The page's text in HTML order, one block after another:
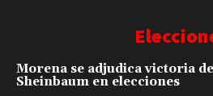
Morena se adjudica victoria
Sheinbaum en elecciones